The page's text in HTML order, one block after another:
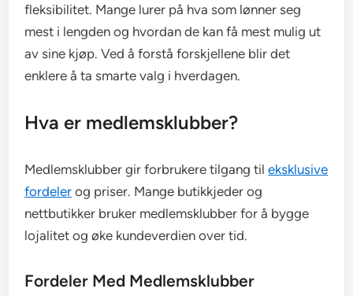
fleksibilitet. Mange lurer på hva som lønner seg
mest i lengden og hvordan de kan få mest mulig ut
av sine kjøp. Ved å forstå forskjellene blir det
enklere å ta smarte valg i hverdagen.
Hva er medlemsklubber?
Medlemsklubber gir forbrukere tilgang tileksklusive
fordeler og priser. Mange butikkjeder og
nettbutikker bruker medlemsklubber for å bygge
lojalitet og øke kundeverdien over tid.
Fordeler Med Medlemsklubber